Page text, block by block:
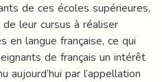
de ces écoles supérieures,
leur cursus à réaliser
en langue française, ce qui
de français un intérêt
par l’appellation